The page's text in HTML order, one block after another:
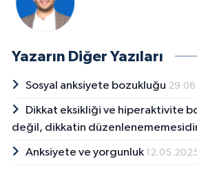
Yazarın Diğer Yazıları
Sosyal anksiyete bozukluğu
Dikkat eksikliği ve hiperaktivite
değil, dikkatin
Anksiyete ve yorgunluk